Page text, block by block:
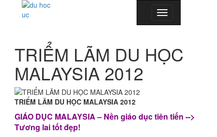
Toggle
navigation
TRIỂM LÃM DU HỌC
MALAYSIA 2012
TRIỂM LÃM DU HỌC MALAYSIA 2012
GIÁO DỤC MALAYSIA – Nền giáo dục tiên tiến -->
Tương lai tốt đẹp!